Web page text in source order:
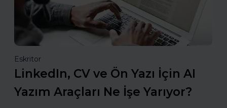
Eskritor
LinkedIn, CV ve Ön Yazı İçin AI
Yazım Araçları Ne İşe Yarıyor?